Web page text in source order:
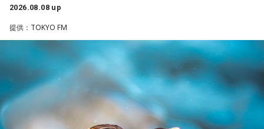
「ニッポン放送ショウアップナイター ヤクルト×DeNA」
■放送日時：8月15日（土） 17時50分～試合終了 （延長対
応あり）
■スペシャルゲスト解説：髙津臣吾
選手としても指揮官としてもヤクルトが誇る球界のレジェン
ドといえる髙津が8月15日（土）に神宮球場で行われる「ヤ
クルト×DeNA」に『ニッポン放送ショウアップナイター』の
スペシャルゲスト解説として登場する。現役時代は『ニッポ
ン放送ショウアップナイター』の事前情報番組でレギュラー
出演コーナーを持つなど、ニッポン放送リスナーにはお馴染
みの髙津だが、『ニッポン放送ショウアップナイター』で解
説を務めるのは2013年以来、13年ぶりとなる。
2026.08.08 up
提供：TOKYO FM